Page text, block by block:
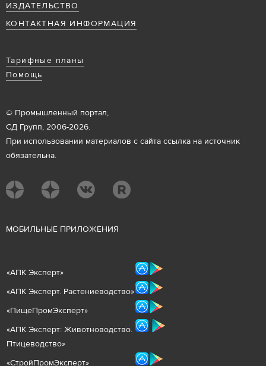
ИЗДАТЕЛЬСТВО
КОНТАКТНАЯ ИНФОРМАЦИЯ
Тарифные планы
Помощь
© Промышленный портал,
СД Групп, 2006-2026.
При использовании материалов с сайта ссылка на источник
обязательна.
МОБИЛЬНЫЕ ПРИЛОЖЕНИЯ
«АПК Эксперт»
«АПК Эксперт. Растениеводство»
«ПищеПромЭксперт»
«АПК Эксперт: Животноводство.
Птицеводство»
«СтройПромЭксперт»